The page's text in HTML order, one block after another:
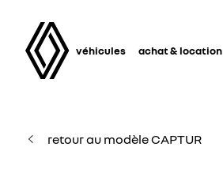
véhicules achat & location
retour au modèle CAPTUR